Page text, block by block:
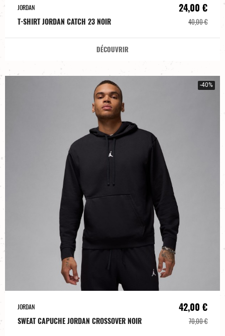
JORDAN
T-SHIRT JORDAN CATCH 23 NOIR
24,00 €
40,00 €
DÉCOUVRIR
-40%
JORDAN
SWEAT CAPUCHE JORDAN CROSSOVER NOIR
42,00 €
70,00 €